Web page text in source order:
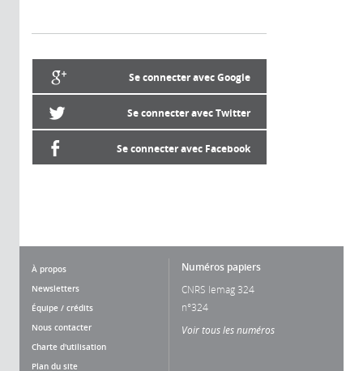
Se connecter avec Google
Se connecter avec Twitter
Se connecter avec Facebook
À propos
Newsletters
Équipe / crédits
Nous contacter
Charte d'utilisation
Plan du site
Numéros papiers
CNRS lemag 324
n°324
Voir tous les numéros